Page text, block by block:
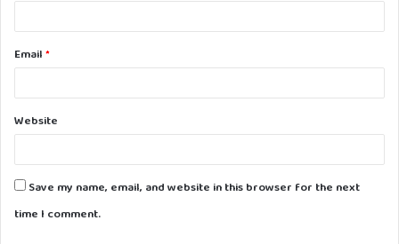
Email *
Website
Save my name, email, and website in this browser for the next
time I comment.